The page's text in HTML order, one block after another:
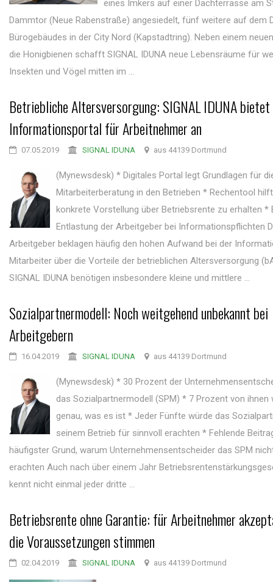
eines Imkers auf einer Dachterrasse am
Dammtor (Neue Rabenstraße) angesiedelt, fünf weitere auf dem
Bürogebäudes in der City Nord (Kapstadtring). Neben einem
die Honigbienen schafft SIGNAL IDUNA neue Lebensräume für
Insekten und Vögel mitten im ...
Betriebliche Altersversorgung: SIGNAL IDUNA bietet
Informationsportal für Arbeitnehmer an
07.05.2019 SIGNAL IDUNA aus 44139 Dortmund
(Mynewsdesk) * Digitales Portal legt Grundlagen für
Mitarbeiterberatung in den Betrieben * Rechentool
konkrete Vorstellung über Betriebsrente zu erhalten *
Entlastung der Arbeitgeber bei Informationspflichten
Arbeitgeber beklagen häufig den hohen Aufwand bei der
Mitarbeiter über die Vorteile der betrieblichen Altersversorgung
SIGNAL IDUNA benötigen insbesondere kleine und mittlere ...
Sozialpartnermodell: Noch weitgehend unbekannt bei
Arbeitgebern
16.04.2019 SIGNAL IDUNA aus 44139 Dortmund
(Mynewsdesk) * 30 Prozent der
das Sozialpartnermodell (SPM) * 7 Prozent von ihnen
genau, was es ist * Jeder Fünfte würde das
seinem Betrieb für sinnvoll erachten * Fehlende
häufigster Grund, warum Unternehmensentscheider das SPM
erachten Auch nach über einem Jahr
kennt nicht einmal jeder dritte ...
Betriebsrente ohne Garantie: für Arbeitnehmer
die Voraussetzungen stimmen
02.04.2019 SIGNAL IDUNA aus 44139 Dortmund